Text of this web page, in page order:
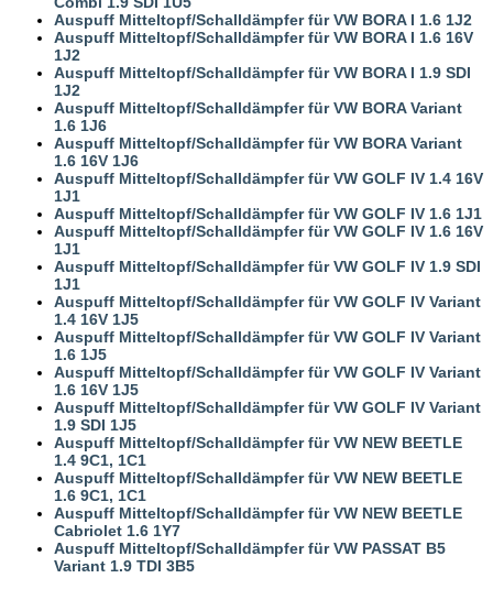
Auspuff Mitteltopf/Schalldämpfer für VW BORA I 1.6 1J2
Auspuff Mitteltopf/Schalldämpfer für VW BORA I 1.6 16V
1J2
Auspuff Mitteltopf/Schalldämpfer für VW BORA I 1.9 SDI
1J2
Auspuff Mitteltopf/Schalldämpfer für VW BORA Variant
1.6 1J6
Auspuff Mitteltopf/Schalldämpfer für VW BORA Variant
1.6 16V 1J6
Auspuff Mitteltopf/Schalldämpfer für VW GOLF IV 1.4 16V
1J1
Auspuff Mitteltopf/Schalldämpfer für VW GOLF IV 1.6 1J1
Auspuff Mitteltopf/Schalldämpfer für VW GOLF IV 1.6 16V
1J1
Auspuff Mitteltopf/Schalldämpfer für VW GOLF IV 1.9 SDI
1J1
Auspuff Mitteltopf/Schalldämpfer für VW GOLF IV Variant
1.4 16V 1J5
Auspuff Mitteltopf/Schalldämpfer für VW GOLF IV Variant
1.6 1J5
Auspuff Mitteltopf/Schalldämpfer für VW GOLF IV Variant
1.6 16V 1J5
Auspuff Mitteltopf/Schalldämpfer für VW GOLF IV Variant
1.9 SDI 1J5
Auspuff Mitteltopf/Schalldämpfer für VW NEW BEETLE
1.4 9C1, 1C1
Auspuff Mitteltopf/Schalldämpfer für VW NEW BEETLE
1.6 9C1, 1C1
Auspuff Mitteltopf/Schalldämpfer für VW NEW BEETLE
Cabriolet 1.6 1Y7
Auspuff Mitteltopf/Schalldämpfer für VW PASSAT B5
Variant 1.9 TDI 3B5